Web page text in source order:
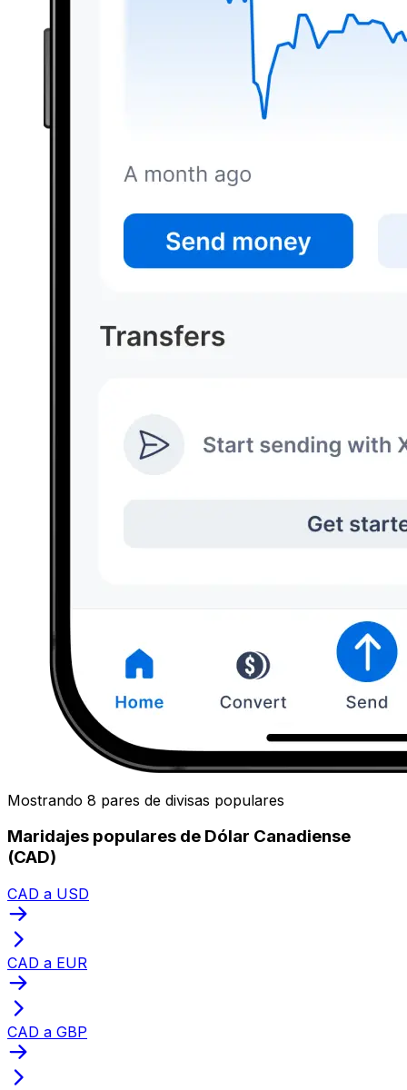
Mostrando 8 pares de divisas populares
Maridajes populares de Dólar Canadiense
(CAD)
CAD a USD
CAD a EUR
CAD a GBP